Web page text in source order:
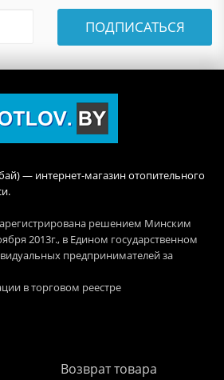
ПОДПИСАТЬСЯ
— интернет-магазин отопительного
решением Минским
2013г., в Едином государственном
предпринимателей за
в торговом реестре
Возврат товара